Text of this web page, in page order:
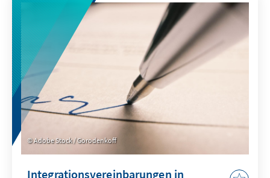
Adobe Stock / Gorodenkoff
Integrationsvereinbarungen in